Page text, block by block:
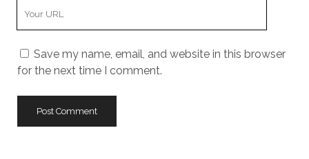
Save my name, email, and website in this browser
for the next time I comment.